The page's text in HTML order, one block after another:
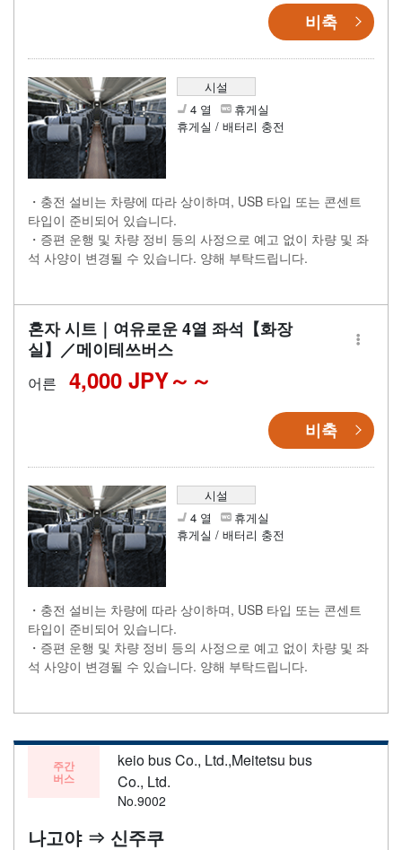
비축
시설
4 열
휴게실
휴게실 / 배터리 충전
・충전 설비는 차량에 따라 상이하며, USB 타입 또는 콘센트
타입이 준비되어 있습니다.
・증편 운행 및 차량 정비 등의 사정으로 예고 없이 차량 및 좌
석 사양이 변경될 수 있습니다. 양해 부탁드립니다.
혼자 시트｜여유로운 4열 좌석【화장
실】／메이테쓰버스
어른 4,000 JPY～
비축
시설
4 열
휴게실
휴게실 / 배터리 충전
・충전 설비는 차량에 따라 상이하며, USB 타입 또는 콘센트
타입이 준비되어 있습니다.
・증편 운행 및 차량 정비 등의 사정으로 예고 없이 차량 및 좌
석 사양이 변경될 수 있습니다. 양해 부탁드립니다.
주간
버스
keio bus Co., Ltd.,Meitetsu bus
Co., Ltd.
No.9002
나고야 ⇒ 신주쿠